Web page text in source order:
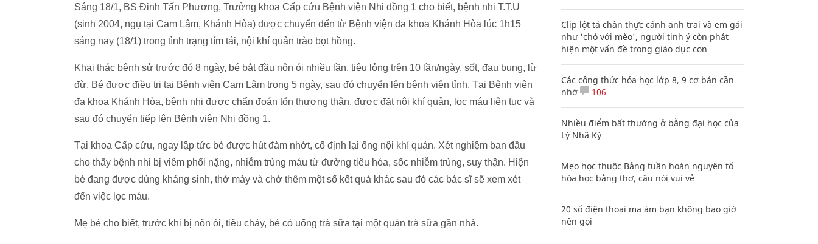
Sáng 18/1, BS Đinh Tấn Phương, Trưởng khoa Cấp cứu Bệnh viện Nhi đồng 1 cho biết, bệnh nhi T.T.U
(sinh 2004, ngụ tại Cam Lâm, Khánh Hòa) được chuyển đến từ Bệnh viện đa khoa Khánh Hòa lúc 1h15
sáng nay (18/1) trong tình trạng tím tái, nội khí quản trào bọt hồng.
Khai thác bệnh sử trước đó 8 ngày, bé bắt đầu nôn ói nhiều lần, tiêu lỏng trên 10 lần/ngày, sốt, đau bụng, lừ
đừ. Bé được điều trị tại Bệnh viện Cam Lâm trong 5 ngày, sau đó chuyển lên bệnh viện tỉnh. Tại Bệnh viện
đa khoa Khánh Hòa, bệnh nhi được chẩn đoán tổn thương thận, được đặt nội khí quản, lọc máu liên tục và
sau đó chuyển tiếp lên Bệnh viện Nhi đồng 1.
Tại khoa Cấp cứu, ngay lập tức bé được hút đàm nhớt, cố định lại ống nội khí quản. Xét nghiệm ban đầu
cho thấy bệnh nhi bị viêm phổi nặng, nhiễm trùng máu từ đường tiêu hóa, sốc nhiễm trùng, suy thận. Hiện
bé đang được dùng kháng sinh, thở máy và chờ thêm một số kết quả khác sau đó các bác sĩ sẽ xem xét
đến việc lọc máu.
Mẹ bé cho biết, trước khi bị nôn ói, tiêu chảy, bé có uống trà sữa tại một quán trà sữa gần nhà.
Clip lột tả chân thực cảnh anh trai và em gái
như 'chó với mèo', người tinh ý còn phát
hiện một vấn đề trong giáo dục con
Các công thức hóa học lớp 8, 9 cơ bản cần
nhớ
106
Nhiều điểm bất thường ở bằng đại học của
Lý Nhã Kỳ
Mẹo học thuộc Bảng tuần hoàn nguyên tố
hóa học bằng thơ, câu nói vui vẻ
20 số điện thoại ma ám bạn không bao giờ
nên gọi